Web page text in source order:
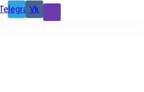
Vk